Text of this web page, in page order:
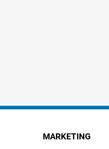
MARKETING